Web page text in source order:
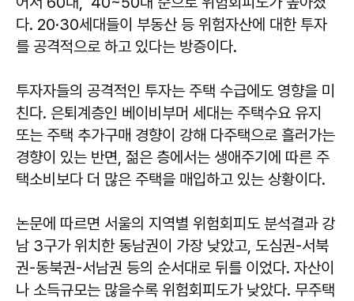
다. 20·30세대들이 부동산 등 위험자산에 대한 투자
를 공격적으로 하고 있다는 방증이다.
투자자들의 공격적인 투자는 주택 수급에도 영향을 미
친다. 은퇴계층인 베이비부머 세대는 주택수요 유지
또는 주택 추가구매 경향이 강해 다주택으로 흘러가는
경향이 있는 반면, 젊은 층에서는 생애주기에 따른 주
택소비보다 더 많은 주택을 매입하고 있는 상황이다.
논문에 따르면 서울의 지역별 위험회피도 분석결과 강
남 3구가 위치한 동남권이 가장 낮았고, 도심권-서북
권-동북권-서남권 등의 순서대로 뒤를 이었다. 자산이
나 소득규모는 많을수록 위험회피도가 낮았다. 무주택